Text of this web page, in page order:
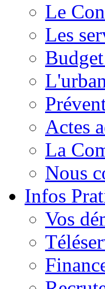
Le
Les
Actes
La
Nous
Infos
Vos